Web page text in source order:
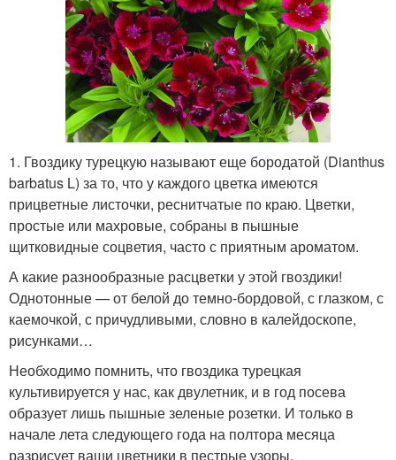
1. Гвоздику турецкую называют еще бородатой (Dianthus
barbatus L) за то, что у каждого цветка имеются
прицветные листочки, реснитчатые по краю. Цветки,
простые или махровые, собраны в пышные
щитковидные соцветия, часто с приятным ароматом.
А какие разнообразные расцветки у этой гвоздики!
Однотонные — от белой до темно-бордовой, с глазком, с
каемочкой, с причудливыми, словно в калейдоскопе,
рисунками…
Необходимо помнить, что гвоздика турецкая
культивируется у нас, как двулетник, и в год посева
образует лишь пышные зеленые розетки. И только в
начале лета следующего года на полтора месяца
разрисует ваши цветники в пестрые узоры.